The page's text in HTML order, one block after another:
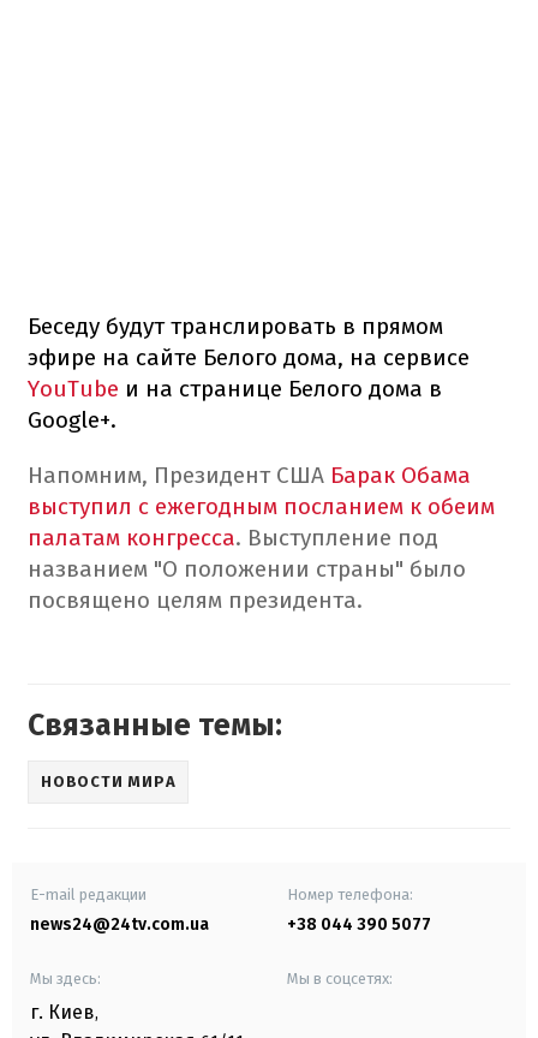
Беседу будут транслировать в прямом
эфире на сайте Белого дома, на сервисе
YouTube и на странице Белого дома в
Google+.
Напомним, Президент США Барак Обама
выступил с ежегодным посланием к обеим
палатам конгресса. Выступление под
названием "О положении страны" было
посвящено целям президента.
Связанные темы:
НОВОСТИ МИРА
E-mail редакции
news24@24tv.com.ua
Номер телефона:
+38 044 390 5077
Мы здесь:
г. Киев,
Мы в соцсетях: